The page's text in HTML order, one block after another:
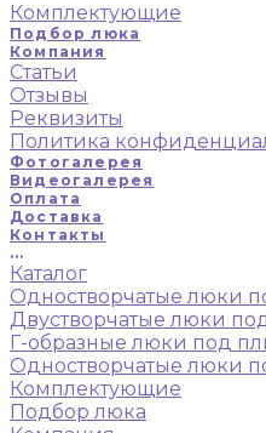
Комплектующие
Подбор люка
Компания
Статьи
Отзывы
Реквизиты
Политика
Фотогалерея
Видеогалерея
Оплата
Доставка
Контакты
...
Каталог
Одностворчатые люки
Двустворчатые люки
Г-образные люки под
Одностворчатые люки
Комплектующие
Подбор люка